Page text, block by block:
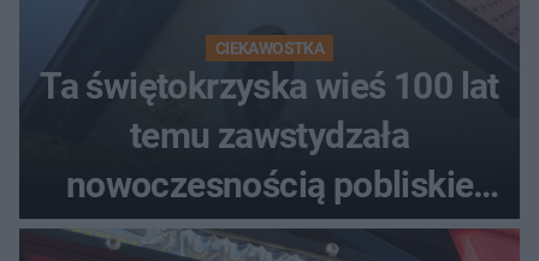
CIEKAWOSTKA
Ta świętokrzyska wieś 100 lat
temu zawstydzała
nowoczesnością pobliskie
miasta. Prąd, telefon i